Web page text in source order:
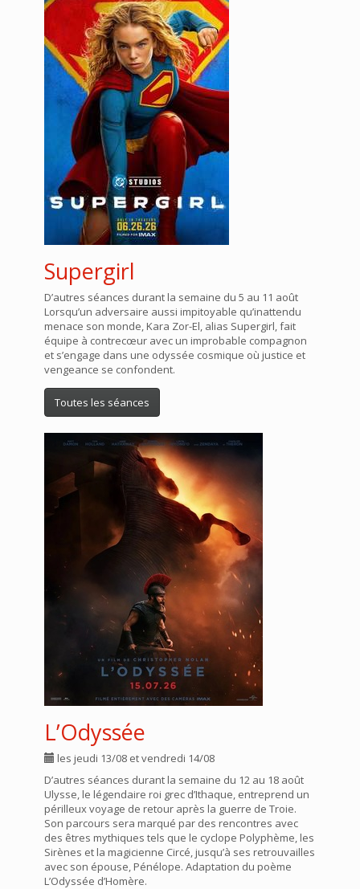
Supergirl
D’autres séances durant la semaine du 5 au 11 août
Lorsqu’un adversaire aussi impitoyable qu’inattendu
menace son monde, Kara Zor-El, alias Supergirl, fait
équipe à contrecœur avec un improbable compagnon
et s’engage dans une odyssée cosmique où justice et
vengeance se confondent.
Toutes les séances
L’Odyssée
les jeudi 13/08 et vendredi 14/08
D’autres séances durant la semaine du 12 au 18 août
Ulysse, le légendaire roi grec d’Ithaque, entreprend un
périlleux voyage de retour après la guerre de Troie.
Son parcours sera marqué par des rencontres avec
des êtres mythiques tels que le cyclope Polyphème, les
Sirènes et la magicienne Circé, jusqu’à ses retrouvailles
avec son épouse, Pénélope. Adaptation du poème
L’Odyssée d’Homère.